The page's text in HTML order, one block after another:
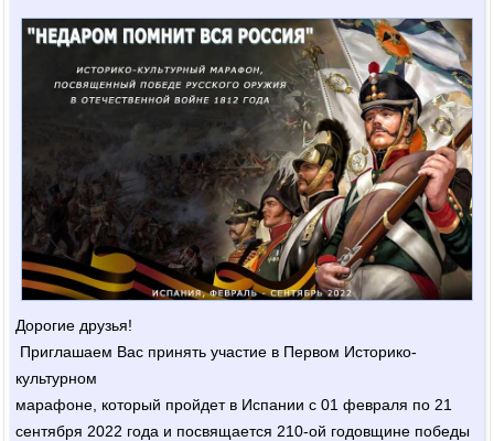
Дорогие друзья!
Приглашаем Вас принять участие в Первом Историко-
культурном
марафоне, который пройдет в Испании с 01 февраля по 21
сентября 2022 года и посвящается 210-ой годовщине победы